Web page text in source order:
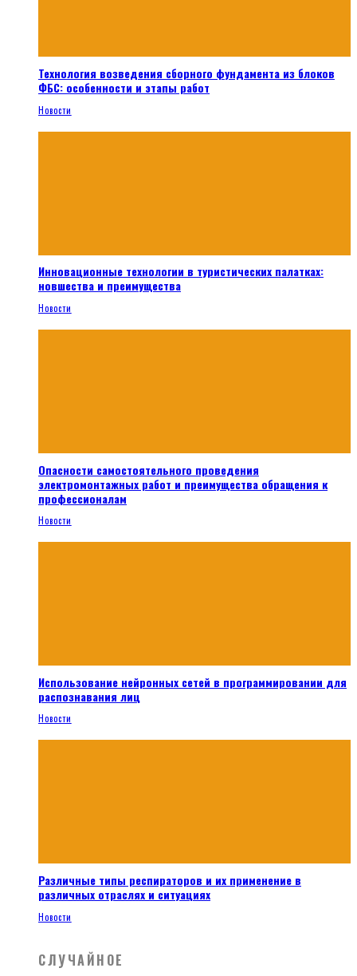
Технология возведения сборного фундамента из блоков
ФБС: особенности и этапы работ
Новости
Инновационные технологии в туристических палатках:
новшества и преимущества
Новости
Опасности самостоятельного проведения
электромонтажных работ и преимущества обращения к
профессионалам
Новости
Использование нейронных сетей в программировании для
распознавания лиц
Новости
Различные типы респираторов и их применение в
различных отраслях и ситуациях
Новости
СЛУЧАЙНОЕ